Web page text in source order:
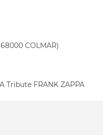
COLMAR)
Tribute FRANK ZAPPA